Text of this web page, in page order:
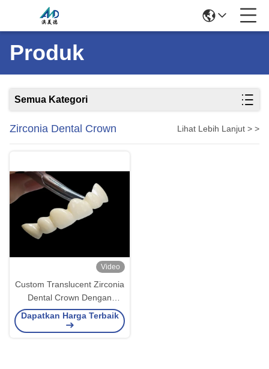
Produk
Semua Kategori
Zirconia Dental Crown Lihat Lebih Lanjut > >
Video
Custom Translucent Zirconia
Dental Crown Dengan
Durability Tinggi tahan noda
dari China laboratorium gigi
Dapatkan Harga Terbaik